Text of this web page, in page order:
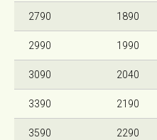
2790 1890
2990 1990
3090 2040
3390 2190
3590 2290